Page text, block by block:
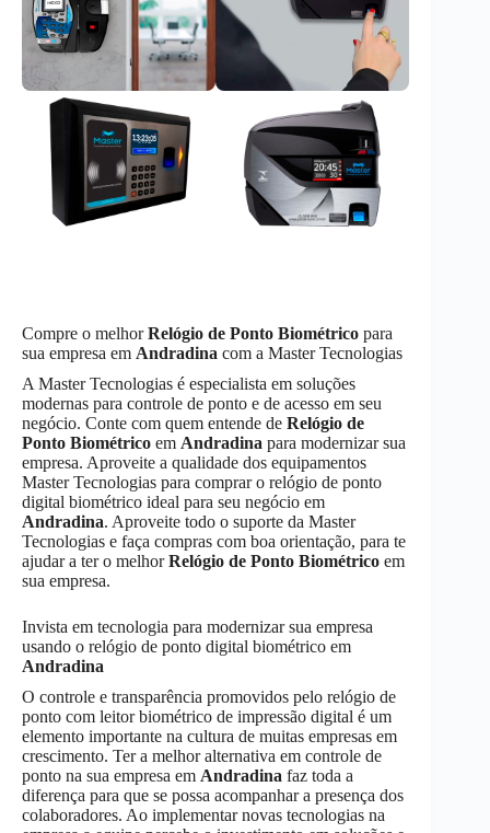
Compre o melhorRelógio de Ponto Biométrico para
sua empresa em Andradina com a Master Tecnologias
A Master Tecnologias é especialista em soluções
modernas para controle de ponto e de acesso em seu
negócio. Conte com quem entende de Relógio de
Ponto Biométrico em Andradina para modernizar sua
empresa. Aproveite a qualidade dos equipamentos
Master Tecnologias para comprar o relógio de ponto
digital biométrico ideal para seu negócio em
Andradina. Aproveite todo o suporte da Master
Tecnologias e faça compras com boa orientação, para te
ajudar a ter o melhorRelógio de Ponto Biométrico em
sua empresa.
Invista em tecnologia para modernizar sua empresa
usando o relógio de ponto digital biométrico em
Andradina
O controle e transparência promovidos pelo relógio de
ponto com leitor biométrico de impressão digital é um
elemento importante na cultura de muitas empresas em
crescimento. Ter a melhor alternativa em controle de
ponto na sua empresa em Andradina faz toda a
diferença para que se possa acompanhar a presença dos
colaboradores. Ao implementar novas tecnologias na